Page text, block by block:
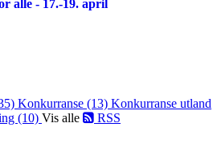
alle - 17.-19. april
Konkurranse (13) Konkurranse utland
(10) Vis alle RSS